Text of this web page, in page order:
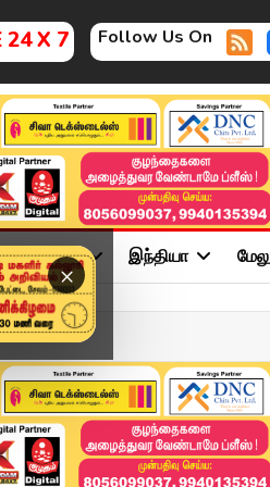
24 X 7 Follow Us On
×
இந்தியா